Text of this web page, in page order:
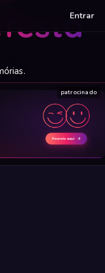
Entrar
de
Ver agenda
Sócio GF
patrocinado